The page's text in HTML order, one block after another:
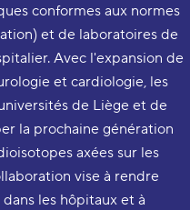
conformes aux normes
et de laboratoires de
Avec l'expansion de
et cardiologie, les
de Liège et de
la prochaine génération
axées sur les
vise à rendre
les hôpitaux et à